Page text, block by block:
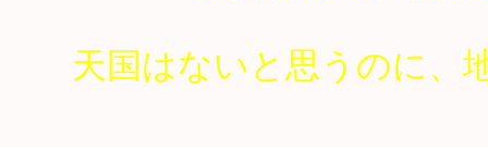
天国はないと思うのに、